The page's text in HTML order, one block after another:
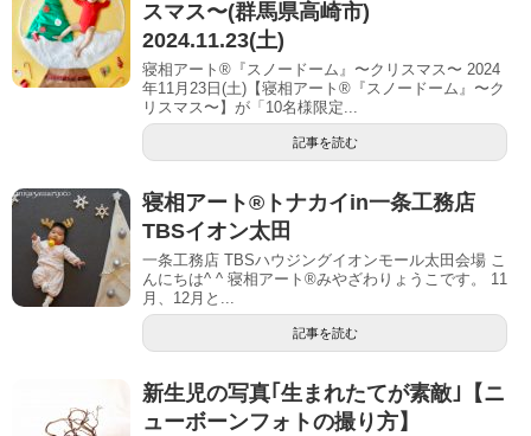
スマス〜(群馬県高崎市)
2024.11.23(土)
寝相アート®『スノードーム』〜クリスマス〜 2024
年11月23日(土)【寝相アート®︎『スノードーム』〜ク
リスマス〜】が「10名様限定...
記事を読む
寝相アート®︎トナカイin一条工務店
TBSイオン太田
一条工務店 TBSハウジングイオンモール太田会場 こ
んにちは^ ^ 寝相アート®︎みやざわりょうこです。 11
月、12月と...
記事を読む
新生児の写真｢生まれたてが素敵｣【ニ
ューボーンフォトの撮り方】